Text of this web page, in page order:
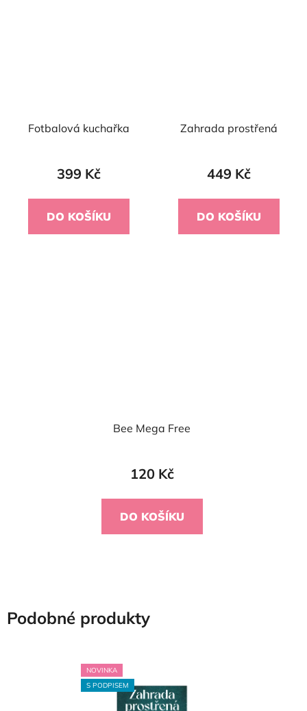
Fotbalová kuchařka
399 Kč
DO KOŠÍKU
Zahrada prostřená
449 Kč
DO KOŠÍKU
Bee Mega Free
120 Kč
DO KOŠÍKU
Podobné produkty
NOVINKA
S PODPISEM